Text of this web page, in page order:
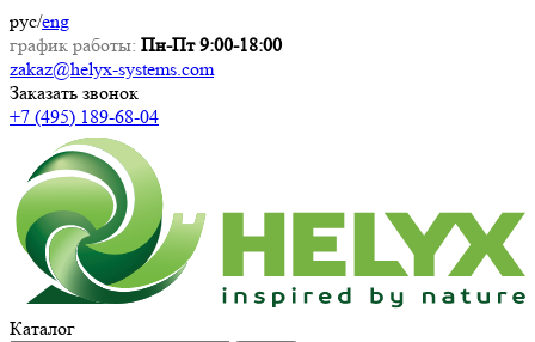
рус/eng
график работы: Пн-Пт 9:00-18:00
zakaz@helyx-systems.com
Заказать звонок
+7 (495) 189-68-04
Каталог